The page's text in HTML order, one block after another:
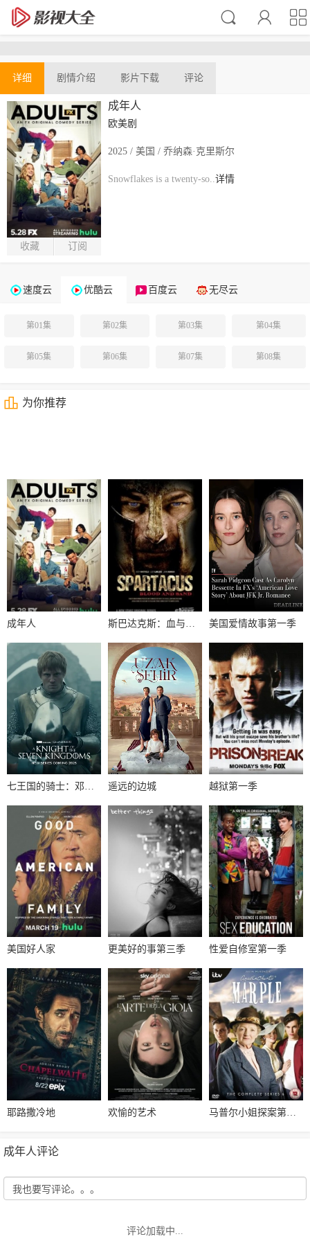
详细 剧情介绍 影片下载 评论
收藏 订阅
成年人
欧美剧
2025 / 美国 / 乔纳森·克里斯尔
Snowflakes is a twenty-so..详情
速度云 优酷云 百度云 无尽云
第01集 第02集 第03集 第04集
第05集 第06集 第07集 第08集
为你推荐
成年人 美国爱情故事第一季
遥远的边城 越狱第一季
美国好人家 更美好的事第三季 性爱自修室第一季
耶路撒冷地 欢愉的艺术 马普尔小姐探案第六季
成年人评论
评论加载中...